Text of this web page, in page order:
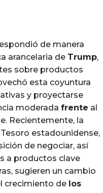
de manera
arancelaria de Trump,
sobre productos
esta coyuntura
y proyectarse
moderada frente al
Recientemente, la
estadounidense,
de negociar, así
a productos clave
sugieren un cambio
crecimiento de los